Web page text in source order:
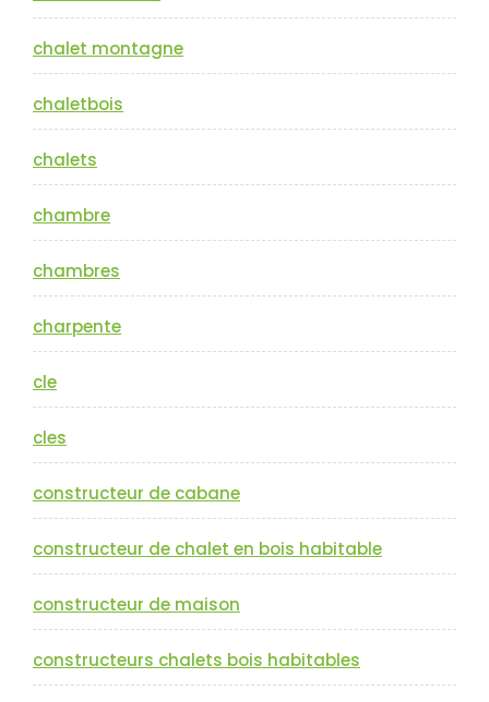
chalet montagne
chaletbois
chalets
chambre
chambres
charpente
cle
cles
constructeur de cabane
constructeur de chalet en bois habitable
constructeur de maison
constructeurs chalets bois habitables